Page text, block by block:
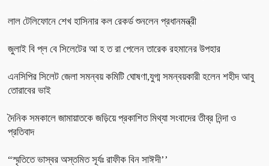
লাল টেলিফোনে শেখ হাসিনার কল রেকর্ড শুনলেন প্রধানমন্ত্রী
জুলাই বি প্ল বে সিলেটের আ হ ত রা পেলেন তারেক রহমানের উপহার
এনসিপির সিলেট জেলা সমন্বয় কমিটি ঘোষণা,যুগ্ম সমন্বয়কারী হলেন শহীদ আবু
তোরাবের ভাই
দৈনিক সমকালে জামায়াতকে জড়িয়ে প্রকাশিত মিথ্যা সংবাদের তীব্র নিন্দা ও
প্রতিবাদ
“স্মৃতিতে ভাস্বর অস্তমিত সূর্যঃ রাফীক বিন সাঈদী’’